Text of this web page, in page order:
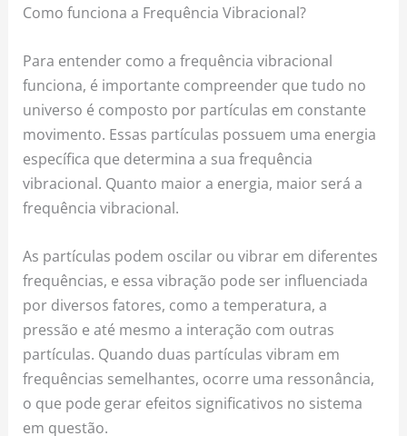
Como funciona a Frequência Vibracional?
Para entender como a frequência vibracional
funciona, é importante compreender que tudo no
universo é composto por partículas em constante
movimento. Essas partículas possuem uma energia
específica que determina a sua frequência
vibracional. Quanto maior a energia, maior será a
frequência vibracional.
As partículas podem oscilar ou vibrar em diferentes
frequências, e essa vibração pode ser influenciada
por diversos fatores, como a temperatura, a
pressão e até mesmo a interação com outras
partículas. Quando duas partículas vibram em
frequências semelhantes, ocorre uma ressonância,
o que pode gerar efeitos significativos no sistema
em questão.